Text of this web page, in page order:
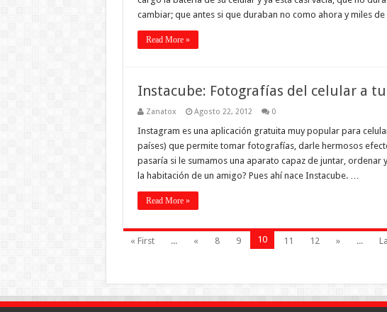
cambiar; que antes si que duraban no como ahora y miles
Read More »
Instacube: Fotografías del celular a
Zanatox Agosto 22, 2012 0
Instagram es una aplicación gratuita muy popular para
países) que permite tomar fotografías, darle hermosos
pasaría si le sumamos una aparato capaz de juntar,
la habitación de un amigo? Pues ahí nace Instacube. …
Read More »
« First ... « 8 9 10 11 12 » ...